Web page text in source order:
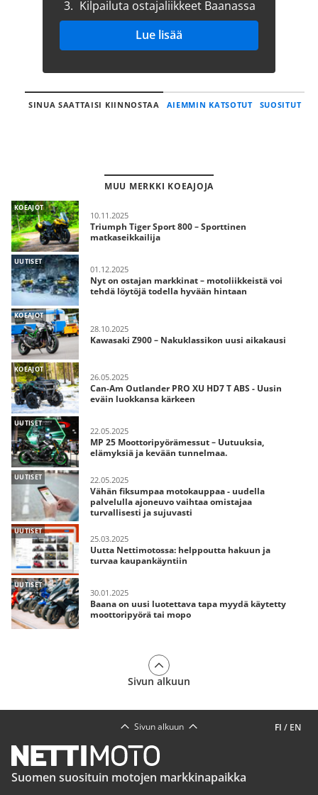
3. Kilpailuta ostajaliikkeet Baanassa
Lue lisää
SINUA SAATTAISI KIINNOSTAA AIEMMIN KATSOTUT SUOSITUT
MUU MERKKI KOEAJOJA
KOEAJOT
10.11.2025
Triumph Tiger Sport 800 – Sporttinen
matkaseikkailija
UUTISET
01.12.2025
Nyt on ostajan markkinat – motoliikkeistä voi
tehdä löytöjä todella hyvään hintaan
KOEAJOT
28.10.2025
Kawasaki Z900 – Nakuklassikon uusi aikakausi
KOEAJOT
26.05.2025
Can-Am Outlander PRO XU HD7 T ABS - Uusin
eväin luokkansa kärkeen
UUTISET
22.05.2025
MP 25 Moottoripyörämessut – Uutuuksia,
elämyksiä ja kevään tunnelmaa.
UUTISET 22.05.2025
Vähän fiksumpaa motokauppaa - uudella
palvelulla ajoneuvo vaihtaa omistajaa
turvallisesti ja sujuvasti
UUTISET
25.03.2025
Uutta Nettimotossa: helppoutta hakuun ja
turvaa kaupankäyntiin
UUTISET
30.01.2025
Baana on uusi luotettava tapa myydä käytetty
moottoripyörä tai mopo
Sivun alkuun
FI / EN
Sivun alkuun
Suomen suosituin motojen markkinapaikka